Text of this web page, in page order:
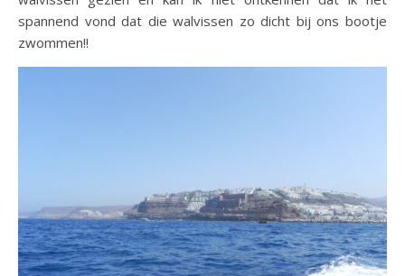
spannend vond dat die walvissen zo dicht bij ons bootje
zwommen!!